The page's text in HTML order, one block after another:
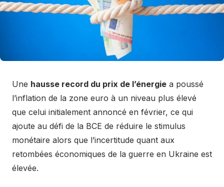
Une hausse record du prix de l’énergie a poussé
l’inflation de la zone euro à un niveau plus élevé
que celui initialement annoncé en février, ce qui
ajoute au défi de la BCE de réduire le stimulus
monétaire alors que l’incertitude quant aux
retombées économiques de la guerre en Ukraine est
élevée.